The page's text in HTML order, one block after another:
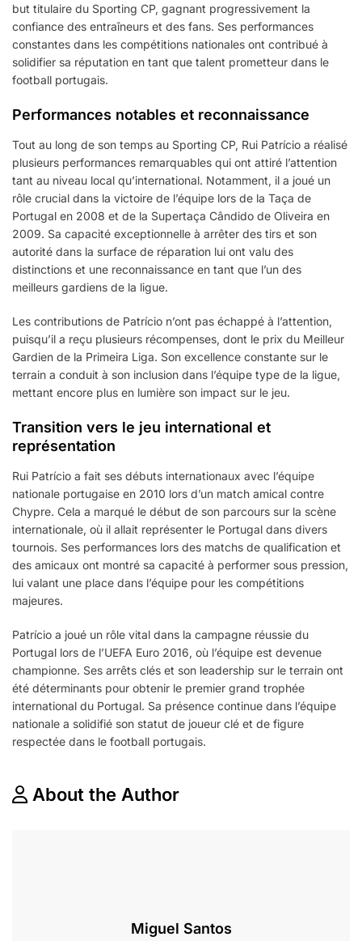
but titulaire du Sporting CP, gagnant progressivement la
confiance des entraîneurs et des fans. Ses performances
constantes dans les compétitions nationales ont contribué à
solidifier sa réputation en tant que talent prometteur dans le
football portugais.
Performances notables et reconnaissance
Tout au long de son temps au Sporting CP, Rui Patrício a réalisé
plusieurs performances remarquables qui ont attiré l’attention
tant au niveau local qu’international. Notamment, il a joué un
rôle crucial dans la victoire de l’équipe lors de la Taça de
Portugal en 2008 et de la Supertaça Cândido de Oliveira en
2009. Sa capacité exceptionnelle à arrêter des tirs et son
autorité dans la surface de réparation lui ont valu des
distinctions et une reconnaissance en tant que l’un des
meilleurs gardiens de la ligue.
Les contributions de Patrício n’ont pas échappé à l’attention,
puisqu’il a reçu plusieurs récompenses, dont le prix du Meilleur
Gardien de la Primeira Liga. Son excellence constante sur le
terrain a conduit à son inclusion dans l’équipe type de la ligue,
mettant encore plus en lumière son impact sur le jeu.
Transition vers le jeu international et
représentation
Rui Patrício a fait ses débuts internationaux avec l’équipe
nationale portugaise en 2010 lors d’un match amical contre
Chypre. Cela a marqué le début de son parcours sur la scène
internationale, où il allait représenter le Portugal dans divers
tournois. Ses performances lors des matchs de qualification et
des amicaux ont montré sa capacité à performer sous pression,
lui valant une place dans l’équipe pour les compétitions
majeures.
Patrício a joué un rôle vital dans la campagne réussie du
Portugal lors de l’UEFA Euro 2016, où l’équipe est devenue
championne. Ses arrêts clés et son leadership sur le terrain ont
été déterminants pour obtenir le premier grand trophée
international du Portugal. Sa présence continue dans l’équipe
nationale a solidifié son statut de joueur clé et de figure
respectée dans le football portugais.
About the Author
Miguel Santos